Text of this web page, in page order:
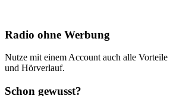
Radio ohne Werbung
Nutze mit einem Account auch alle
und Hörverlauf.
Schon gewusst?